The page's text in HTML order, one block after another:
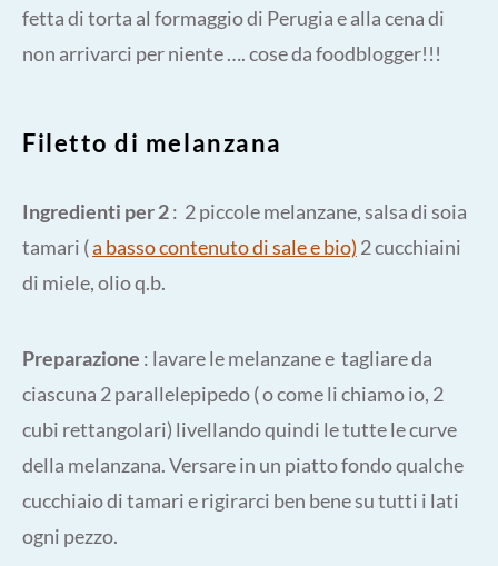
fetta di torta al formaggio di Perugia e alla cena di
non arrivarci per niente …. cose da foodblogger!!!
Filetto di melanzana
Ingredienti per 2: 2 piccole melanzane, salsa di soia
tamari (a basso contenuto di sale e bio) 2 cucchiaini
di miele, olio q.b.
Preparazione : lavare le melanzane e tagliare da
ciascuna 2 parallelepipedo ( o come li chiamo io, 2
cubi rettangolari) livellando quindi le tutte le curve
della melanzana. Versare in un piatto fondo qualche
cucchiaio di tamari e rigirarci ben bene su tutti i lati
ogni pezzo.